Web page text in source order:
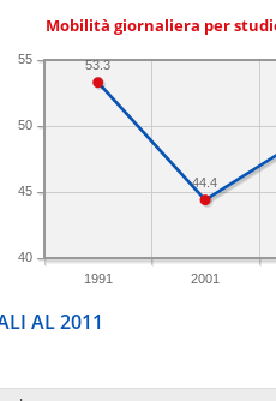
Mobilità giornaliera per
1991 2001
40
45
50
55
44.4
53.3
AL 2011